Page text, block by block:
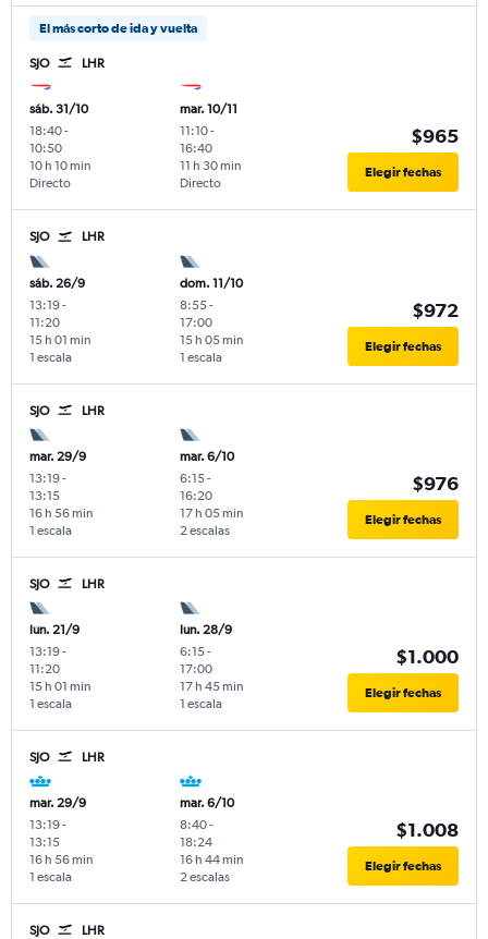
El más corto de ida y vuelta
SJO LHR
sáb. 31/10
18:40-
10:50
Directo
10 h 10 min
mar. 10/11
11:10-
16:40
Directo
11 h 30 min
$965
Elegir fechas
SJO LHR
sáb. 26/9
13:19-
11:20
1 escala
15 h 01 min
dom. 11/10
8:55-
17:00
1 escala
15 h 05 min
$972
Elegir fechas
SJO LHR
mar. 29/9
13:19-
13:15
1 escala
16 h 56 min
mar. 6/10
6:15-
16:20
2 escalas
17 h 05 min
$976
Elegir fechas
SJO LHR
lun. 21/9
13:19-
11:20
1 escala
15 h 01 min
lun. 28/9
6:15-
17:00
1 escala
17 h 45 min
$1.000
Elegir fechas
SJO LHR
mar. 29/9
13:19-
13:15
1 escala
16 h 56 min
mar. 6/10
8:40-
18:24
2 escalas
16 h 44 min
$1.008
Elegir fechas
SJO LHR